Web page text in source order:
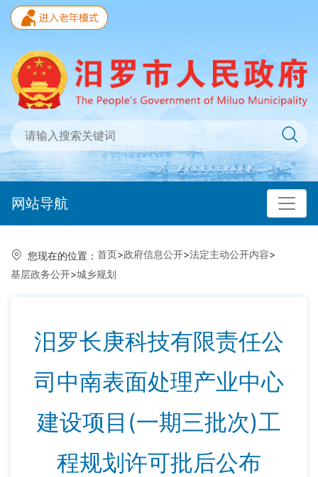
网站导航
您现在的位置： 首页>政府信息公开>法定主动公开内容>
基层政务公开>城乡规划
汨罗长庚科技有限责任公
司中南表面处理产业中心
建设项目(一期三批次)工
程规划许可批后公布